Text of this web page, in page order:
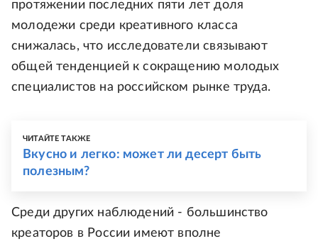
протяжении последних пяти лет доля
молодежи среди креативного класса
снижалась, что исследователи связывают
общей тенденцией к сокращению молодых
специалистов на российском рынке труда.
ЧИТАЙТЕ ТАКЖЕ
Вкусно и легко: может ли десерт быть
полезным?
Среди других наблюдений - большинство
креаторов в России имеют вполне